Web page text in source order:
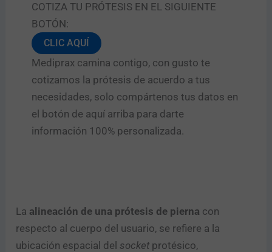
COTIZA TU PRÓTESIS EN EL SIGUIENTE
BOTÓN:
CLIC AQUÍ
Mediprax camina contigo, con gusto te
cotizamos la prótesis de acuerdo a tus
necesidades, solo compártenos tus datos en
el botón de aquí arriba para darte
información 100% personalizada.
La alineación de una prótesis de pierna con
respecto al cuerpo del usuario, se refiere a la
ubicación espacial del socket protésico,